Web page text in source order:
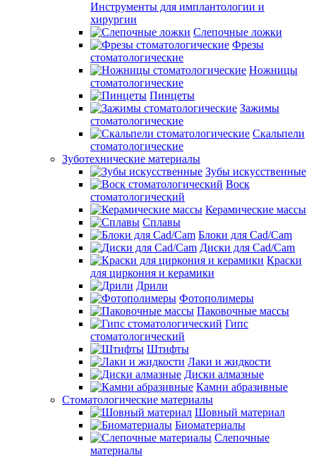
Инструменты для имплантологии и
хирургии
Слепочные ложки
Фрезы
стоматологические
Ножницы
стоматологические
Пинцеты
Зажимы
стоматологические
Скальпели
стоматологические
Зуботехнические материалы
Зубы искусственные
Воск
стоматологический
Керамические массы
Сплавы
Блоки для Cad/Cam
Диски для Cad/Cam
Краски
для циркония и керамики
Дрили
Фотополимеры
Паковочные массы
Гипс
стоматологический
Штифты
Лаки и жидкости
Диски алмазные
Камни абразивные
Стоматологические материалы
Шовный материал
Биоматериалы
Слепочные
материалы